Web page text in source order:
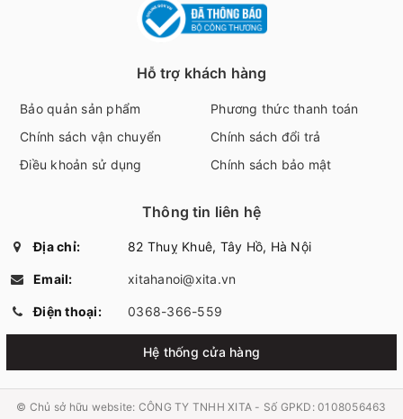
Hỗ trợ khách hàng
Bảo quản sản phẩm
Phương thức thanh toán
Chính sách vận chuyển
Chính sách đổi trả
Điều khoản sử dụng
Chính sách bảo mật
Thông tin liên hệ
Địa chỉ: 82 Thuỵ Khuê, Tây Hồ, Hà Nội
Email: xitahanoi@xita.vn
Điện thoại: 0368-366-559
Hệ thống cửa hàng
© Chủ sở hữu website: CÔNG TY TNHH XITA - Số GPKD: 0108056463